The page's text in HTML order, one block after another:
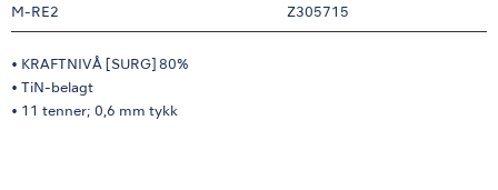
M-RE2 Z305715
• KRAFTNIVÅ [SURG] 80%
• TiN-belagt
• 11 tenner; 0,6 mm tykk